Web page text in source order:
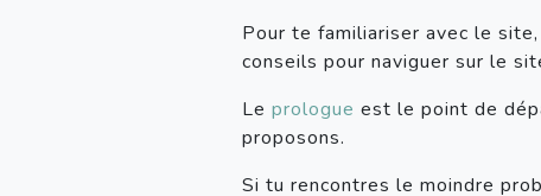
Pour te familiariser avec le
conseils pour naviguer sur le
Le prologue est le point de
proposons.
Si tu rencontres le moindre